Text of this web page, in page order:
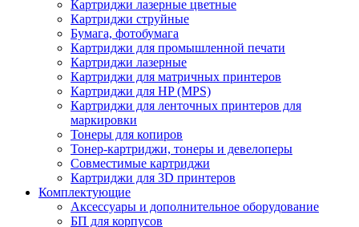
Картриджи лазерные цветные
Картриджи струйные
Бумага, фотобумага
Картриджи для промышленной печати
Картриджи лазерные
Картриджи для матричных принтеров
Картриджи для HP (MPS)
Картриджи для ленточных принтеров для
маркировки
Тонеры для копиров
Тонер-картриджи, тонеры и девелоперы
Совместимые картриджи
Картриджи для 3D принтеров
Комплектующие
Аксессуары и дополнительное оборудование
БП для корпусов